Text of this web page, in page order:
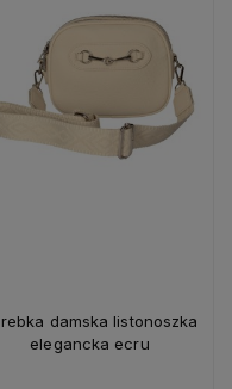
damska listonoszka
elegancka ecru